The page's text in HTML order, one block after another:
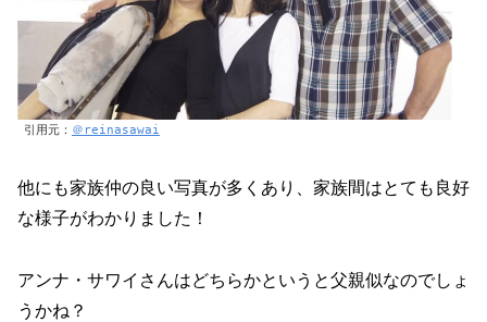
引用元： ＠reinasawai
他にも家族仲の良い写真が多くあり、家族間はとても良好
な様子がわかりました！
アンナ・サワイさんはどちらかというと父親似なのでしょ
うかね？